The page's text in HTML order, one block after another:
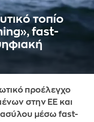
τοπίο
fast-
προέλεγχο
στην ΕΕ και
ασύλου μέσω fast-